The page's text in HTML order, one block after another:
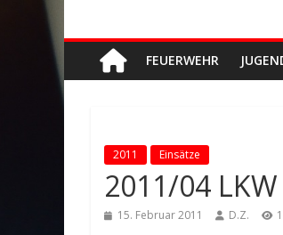
FEUERWEHR
2011 Einsätze
2011/04
15. Februar 2011 D.Z.